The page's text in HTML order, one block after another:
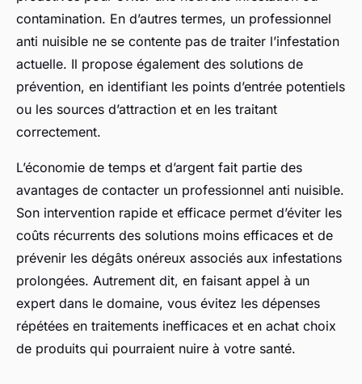
contamination. En d’autres termes, un professionnel
anti nuisible ne se contente pas de traiter l’infestation
actuelle. Il propose également des solutions de
prévention, en identifiant les points d’entrée potentiels
ou les sources d’attraction et en les traitant
correctement.
L’économie de temps et d’argent fait partie des
avantages de contacter un professionnel anti nuisible.
Son intervention rapide et efficace permet d’éviter les
coûts récurrents des solutions moins efficaces et de
prévenir les dégâts onéreux associés aux infestations
prolongées. Autrement dit, en faisant appel à un
expert dans le domaine, vous évitez les dépenses
répétées en traitements inefficaces et en achat choix
de produits qui pourraient nuire à votre santé.